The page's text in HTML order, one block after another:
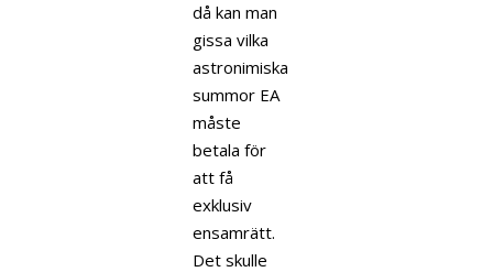
då kan man
gissa vilka
astronimiska
summor EA
måste
betala för
att få
exklusiv
ensamrätt.
Det skulle